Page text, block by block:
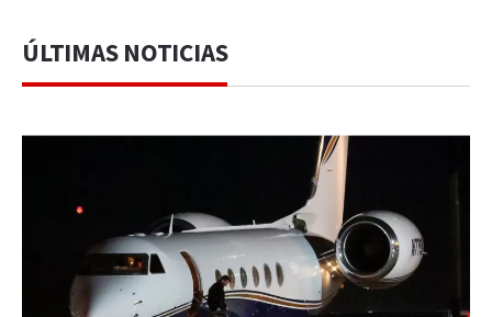
ÚLTIMAS NOTICIAS